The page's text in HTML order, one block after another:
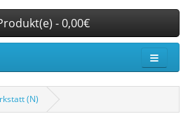
- 0,00€
(N)